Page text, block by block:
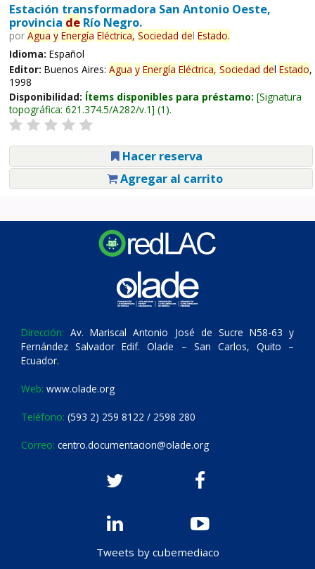
Estación transformadora San Antonio Oeste,
provincia deRío Negro.
por Agua y Energía Eléctrica, Sociedad del Estado.
Idioma: Español
Editor: Buenos Aires: Agua y Energía Eléctrica, Sociedad del Estado,
1998
Disponibilidad: Ítems disponibles para préstamo: Signatura
topográfica: 621.374.5/A282/v.1 (1).
Hacer reserva
Agregar al carrito
Dirección: Av. Mariscal Antonio José de Sucre N58-63 y
Fernández Salvador Edif. Olade – San Carlos, Quito –
Ecuador.
Web: www.olade.org
Teléfono: (593 2) 259 8122 / 2598 280
Correo: centro.documentacion@olade.org
Tweets by cubemediaco